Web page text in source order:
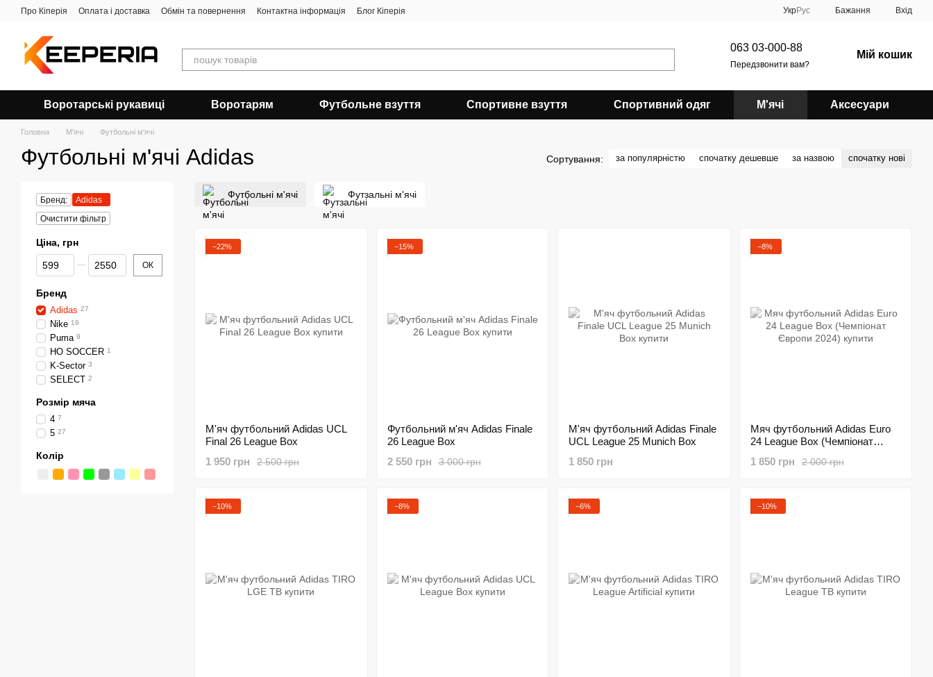
Перейти до основного контенту
Про Кіперія Оплата і доставка Обмін та повернення Контактна інформація Блог Кіперія УкрРус Бажання Вхід
063 03-000-88
Передзвонити вам?
Мій кошик
Воротарські рукавиці Воротарям Футбольне взуття Спортивне взуття Спортивний одяг М'ячі Аксесуари
Головна М'ячі Футбольні м'ячі
Футбольні м'ячі Adidas Сортування: за популярністю спочатку дешевше за назвою спочатку нові
Футбольні м'ячі Футзальні м'ячі
−22%
М'яч футбольний Adidas UCL
Final 26 League Box
2 500 грн
1 950 грн
−15%
Футбольний м'яч Adidas Finale
26 League Box
3 000 грн
2 550 грн
М'яч футбольний Adidas Finale
UCL League 25 Munich Box
1 850 грн
−8%
Мяч футбольний Аdidas Euro
24 League Box (Чемпіонат
2 000 грн
1 850 грн
−10% −8% −6% −10%
Бренд:
Adidas
Очистити фільтр
Ціна, грн
Від Ціна, грн
До Ціна, грн ОК
Бренд
Adidas 27
Nike 19
Puma 9
HO SOCCER 1
K-Sector 3
SELECT 2
Розмір мяча
4 7
5 27
Колір